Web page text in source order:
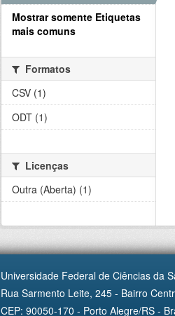
Mostrar somente Etiquetas
mais comuns
Formatos
CSV (1)
ODT (1)
Licenças
Outra (Aberta) (1)
Universidade Federal de Ciências da
Rua Sarmento Leite, 245 - Bairro
CEP: 90050-170 - Porto Alegre/RS -